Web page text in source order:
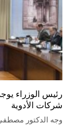
شركات الأدوية
وجه الدكتور